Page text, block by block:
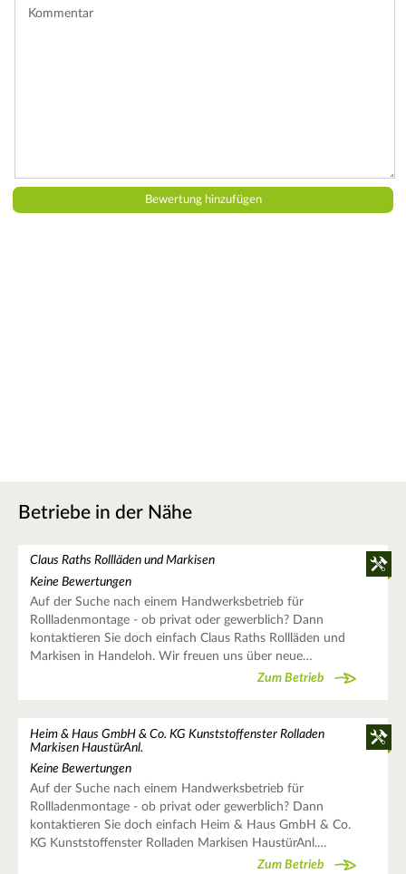
Betriebe in der Nähe
Claus Raths Rollläden und Markisen
Keine Bewertungen
Auf der Suche nach einem Handwerksbetrieb für
Rollladenmontage - ob privat oder gewerblich? Dann
kontaktieren Sie doch einfach Claus Raths Rollläden und
Markisen in Handeloh. Wir freuen uns über neue…
Zum Betrieb
Heim & Haus GmbH & Co. KG Kunststoffenster Rolladen
Markisen HaustürAnl.
Keine Bewertungen
Auf der Suche nach einem Handwerksbetrieb für
Rollladenmontage - ob privat oder gewerblich? Dann
kontaktieren Sie doch einfach Heim & Haus GmbH & Co.
KG Kunststoffenster Rolladen Markisen HaustürAnl.…
Zum Betrieb